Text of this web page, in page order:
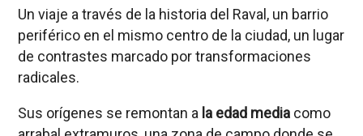
Un viaje a través de la historia del Raval, un barrio
periférico en el mismo centro de la ciudad, un lugar
de contrastes marcado por transformaciones
radicales.
Sus orígenes se remontan a la edad media como